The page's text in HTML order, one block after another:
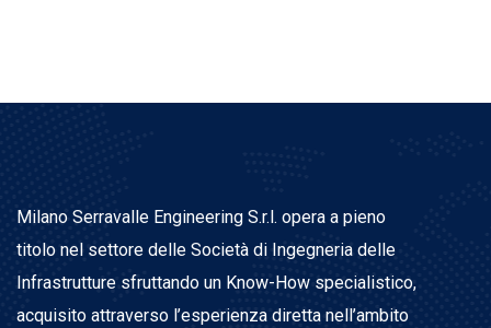
Milano Serravalle Engineering S.r.l. opera a pieno
titolo nel settore delle Società di Ingegneria delle
Infrastrutture sfruttando un Know-How specialistico,
acquisito attraverso l’esperienza diretta nell’ambito